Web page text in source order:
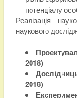
потенціалу
Реалізація
наукового
2018)
2018)